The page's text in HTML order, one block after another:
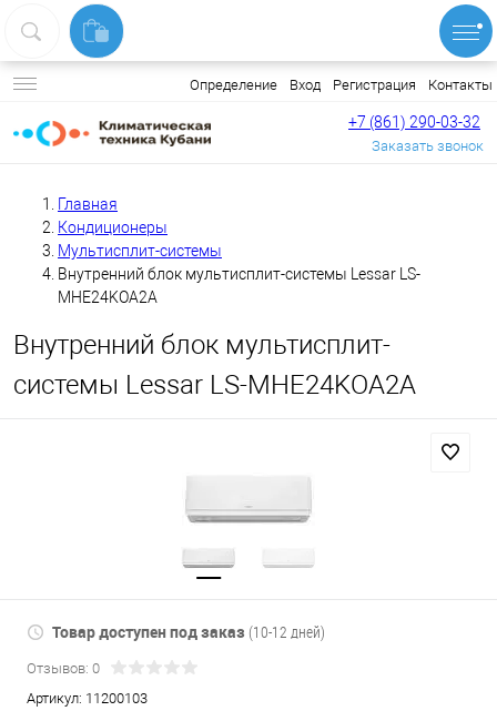
Определение Вход Регистрация Контакты
+7 (861) 290-03-32
Заказать звонок
Главная
Кондиционеры
Мультисплит-системы
Внутренний блок мультисплит-системы Lessar LS-
MHE24KOA2A
Внутренний блок мультисплит-
системы Lessar LS-MHE24KOA2A
Товар доступен под заказ (10-12 дней)
Отзывов: 0
Артикул: 11200103